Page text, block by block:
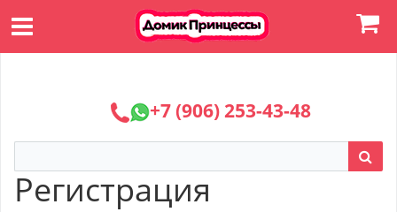
+7 (906) 253-43-48
Регистрация